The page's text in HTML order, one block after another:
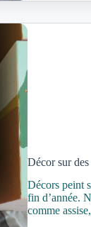
Décor sur
Décors peint
fin d’année.
comme